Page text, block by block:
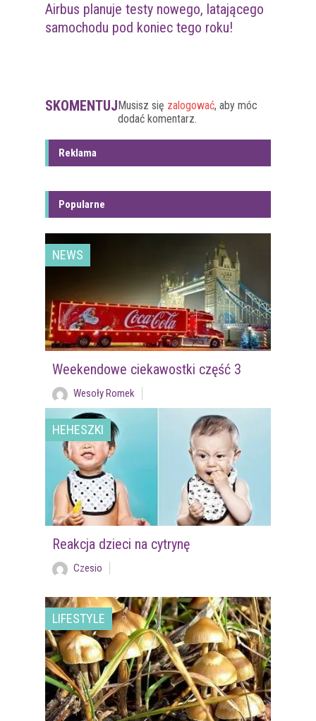
Airbus planuje testy nowego, latającego
samochodu pod koniec tego roku!
SKOMENTUJMusisz się zalogować, aby móc
dodać komentarz.
Reklama
Popularne
NEWS
Weekendowe ciekawostki część 3
Wesoły Romek
HEHESZKI
Reakcja dzieci na cytrynę
Czesio
LIFESTYLE